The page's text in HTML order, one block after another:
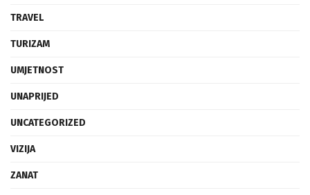
TRAVEL
TURIZAM
UMJETNOST
UNAPRIJED
UNCATEGORIZED
VIZIJA
ZANAT